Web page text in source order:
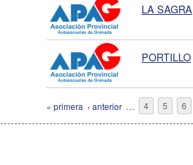
LA SAGRA
PORTILLO
Páginas
« primera ‹ anterior … 4 5 6